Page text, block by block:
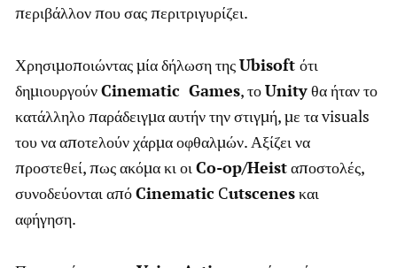
περιβάλλον που σας περιτριγυρίζει.
Χρησιμοποιώντας μία δήλωση τηςUbisoft ότι
δημιουργούνCinematic Games, τοUnityθα ήταν το
κατάλληλο παράδειγμα αυτήν την στιγμή, με τα visuals
του να αποτελούν χάρμα οφθαλμών. Αξίζει να
προστεθεί, πως ακόμα κι οιCo-op/Heistαποστολές,
συνοδεύονται απόCinematic Cutscenesκαι
αφήγηση.